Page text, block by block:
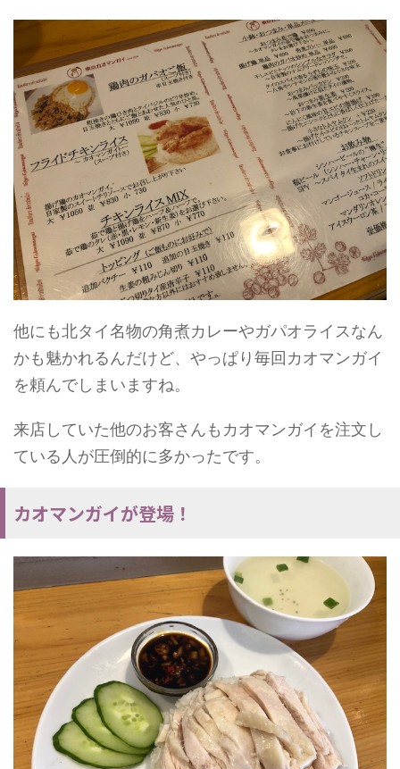
他にも北タイ名物の角煮カレーやガパオライスなん
かも魅かれるんだけど、やっぱり毎回カオマンガイ
を頼んでしまいますね。
来店していた他のお客さんもカオマンガイを注文し
ている人が圧倒的に多かったです。
カオマンガイが登場！